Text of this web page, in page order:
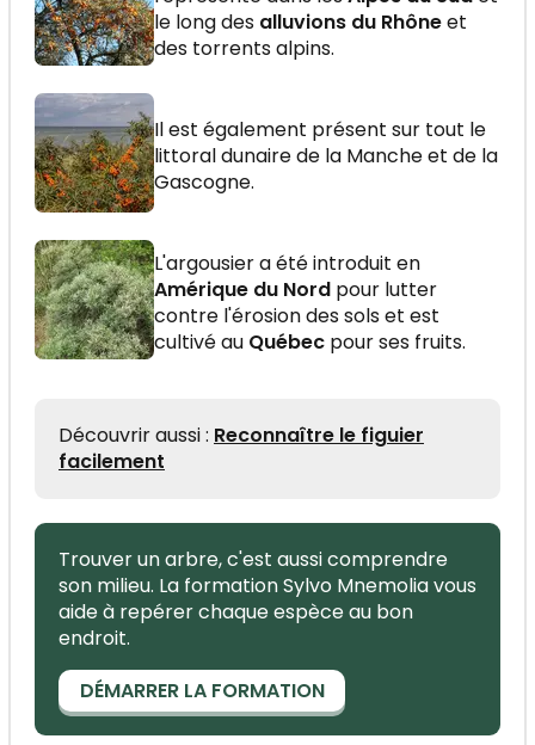
le long des alluvions du Rhôneet
des torrents alpins.
Il est également présent sur tout le
littoral dunaire de la Manche et de la
Gascogne.
L'argousier a été introduit en
Amérique du Nord pour lutter
contre l'érosion des sols et est
cultivé au Québec pour ses fruits.
Découvrir aussi : Reconnaître le figuier
facilement
Trouver un arbre, c'est aussi comprendre
son milieu. La formation Sylvo Mnemolia vous
aide à repérer chaque espèce au bon
endroit.
DÉMARRER LA FORMATION